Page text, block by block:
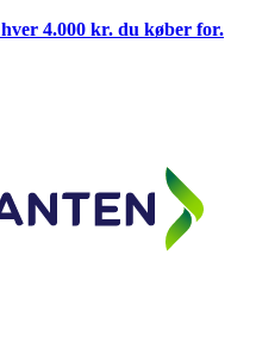
4.000 kr. du køber for.